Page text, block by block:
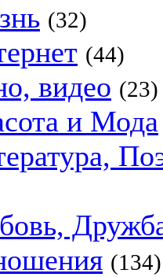
(32)
(44)
видео (23)
и Мода
(134)